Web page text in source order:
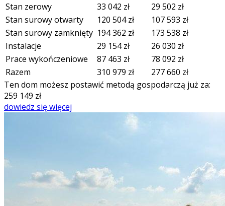
Stan zerowy
33 042 zł 29 502 zł
Stan surowy otwarty
120 504zł 107 593 zł
Stan surowy zamknięty 194 362 zł 173 538 zł
Instalacje
29 154zł 26 030 zł
Prace wykończeniowe
87 463 zł 78 092 zł
Razem
310 979 zł 277 660 zł
Ten dom możesz postawić metodą gospodarczą już za:
259 149 zł
dowiedz się więcej